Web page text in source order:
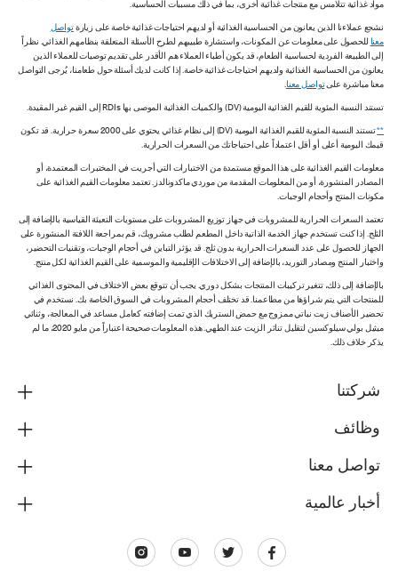
مواد غذائية تتلامس مع منتجات غذائية أخرى، بما في ذلك مسببات الحساسية.
نشجع عملاءنا الذين يعانون من الحساسية الغذائية أو لديهم احتياجات غذائية خاصة على زيارةتواصل
معنا للحصول على معلومات عن المكونات، واستشارة طبيبهم لطرح الأسئلة المتعلقة بنظامهم الغذائي. نظراً
إلى الطبيعة الفردية لحساسية الطعام، قد يكون أطباء العملاء هم الأقدر على تقديم توصيات للعملاء الذين
يعانون من الحساسية الغذائية ولديهم احتياجات غذائية خاصة. إذا كانت لديك أسئلة حول طعامنا، يُرجى التواصل
معنا مباشرة علىتواصل معنا.
تستند النسبة المئوية للقيم الغذائية اليومية (DV) والكميات الغذائية الموصى بها RDIs إلى القيم غير المقيدة.
**
تستند النسبة المئوية للقيم الغذائية اليومية (DV) إلى نظام غذائي يحتوي على 2000 سعرة حرارية. قد تكون
قيمك اليومية أعلى أو أقل اعتماداً على احتياجاتك من السعرات الحرارية.
معلومات القيم الغذائية على هذا الموقع مستمدة من الاختبارات التي أجريت في المختبرات المعتمدة، أو
المصادر المنشورة، أو من المعلومات المقدمة من موردي ماكدونالدز. تعتمد معلومات القيم الغذائية على
مكونات المنتج وأحجام الوجبات.
تعتمد السعرات الحرارية للمشروبات في جهاز توزيع المشروبات على مستويات التعبئة القياسية بالإضافة إلى
الثلج. إذا كنت تستخدم جهاز الخدمة الذاتية داخل المطعم لطلب مشروبك، قم بمراجعة اللافتة المنشورة على
الجهاز للحصول على عدد السعرات الحرارية بدون ثلج. قد يؤثر التباين في أحجام الوجبات، وتقنيات التحضير،
واختبار المنتج ومصادر التوريد، بالإضافة إلى الاختلافات الإقليمية والموسمية على القيم الغذائية لكل منتج.
بالإضافة إلى ذلك، تتغير تركيبات المنتجات بشكل دوري. يجب أن تتوقع بعض الاختلاف في المحتوى الغذائي
للمنتجات التي يتم شراؤها من مطاعمنا. قد تختلف أحجام المشروبات في السوق الخاصة بك. نستخدم في
تحضير الأصناف زيت نباتي ممزوج مع حمض الستريك الذي تمت إضافته كعامل مساعد في المعالجة، وثنائي
ميثيل بولي سيلوكسين لتقليل تناثر الزيت عند الطهي. هذه المعلومات صحيحة اعتباراً من مايو 2020، ما لم
يذكر خلاف ذلك.
شركتنا
وظائف
تواصل معنا
أخبار عالمية